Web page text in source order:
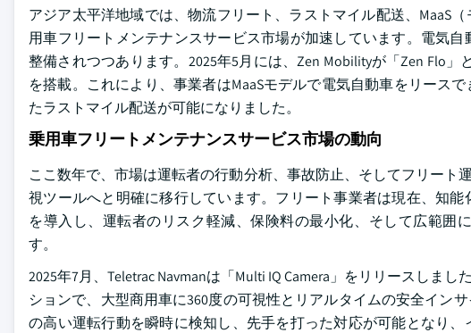
アジア太平洋地域では、物流フリート、ラストマイル配送、MaaS
用車フリートメンテナンスサービス市場が加速しています。電気
整備されつつあります。2025年5月には、Zen Mobilityが「Zen Flo
を搭載。これにより、事業者はMaaSモデルで電気自動車をリース
たラストマイル配送が可能になりました。
乗用車フリートメンテナンスサービス市場の動向
ここ数年で、市場は運転者の行動分析、事故防止、そしてフリー
視ツールへと明確に移行しています。フリート事業者は現在、知
を導入し、運転者のリスク軽減、保険料の最小化、そして広範囲
す。
2025年7月、Teletrac Navmanは「Multi IQ Camera」をリリースしま
ションで、大型商用車に360度の可視性とリアルタイムの安全イン
の高い運転行動を瞬時に検知し、先手を打った対応が可能となり